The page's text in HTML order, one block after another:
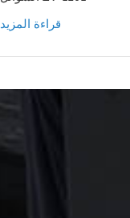
قراءة المزيد